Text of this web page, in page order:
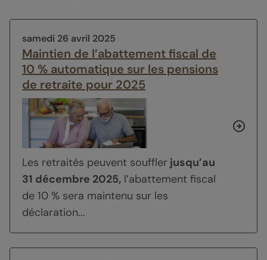
samedi 26 avril 2025
Maintien de l’abattement fiscal de
10 % automatique sur les pensions
de retraite pour 2025
Les retraités peuvent souffler jusqu’au
31 décembre 2025, l’abattement fiscal
de 10 % sera maintenu sur les
déclaration...